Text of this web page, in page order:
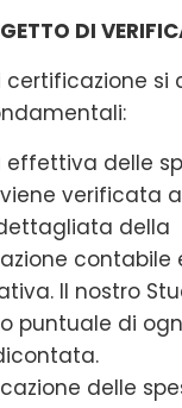
DI
certificazione si
effettiva delle
verificata
della
contabile
Il nostro
puntuale di
delle